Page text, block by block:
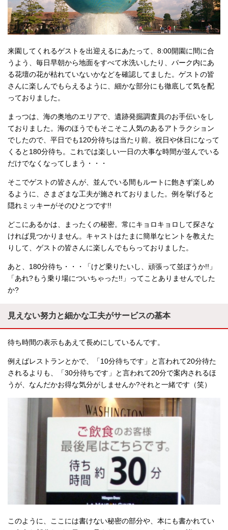
来園してくれるゲストを出迎えるにあたって、8:00開園に間に合
うよう、毎日早朝から地面をすべて水洗いしたり、パーク内にあ
る花壇の花が枯れていないかなどを確認してました。ゲストの皆
さんに楽しんでもらえるように、細かな部分にも徹底して気を配
っておりました。
まっつは、海の奥地のエリアで、遺跡発掘調査員のお手伝いをし
ておりました。海のほうでもそこそこ人気のあるアトラクション
でしたので、平日でも120分待ちは当たり前。祝日や休日になって
くると180分待ち。これでは楽しい一日の大事な時間が並んでいる
だけでなくなってしまう・・・
そこでゲストの皆さんが、並んでいる間もルートに飽きず楽しめ
るように、さまざまな工夫が施されておりました。例を挙げると
隠れミッキーがそのひとつです!!
どこにあるかは、まったくの秘密。常にキョロキョロして探さな
ければ見つかりません。キャストはたまに簡単なヒントを教えた
りして、ゲストの皆さんに楽しんでもらっておりました。
あと、180分待ち・・・「けど乗りたいし、頑張って並ぼうか!!」
「あれ?もう乗り場についちゃった!!」ってことありませんでした
か?
見えない努力と細かな工夫がサービスの基本
待ち時間の表示もあえて長めにしているんです。
例えばレストランとかで、「10分待ちです」と言われて20分待た
されるよりも、「30分待ちです」と言われて20分で案内されるほ
うが、なんだかお得な気分がしませんか?それと一緒です（笑）
このように、ここには書けない秘密の部分や、本にも書かれてい